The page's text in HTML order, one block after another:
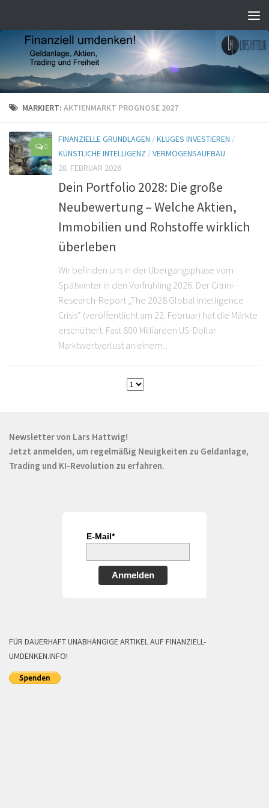
MARKIERT: AKTIENMARKT PROGNOSE 2027
0
FINANZIELLE GRUNDLAGEN /KLUGES INVESTIEREN /
KÜNSTLICHE INTELLIGENZ /VERMÖGENSAUFBAU
28. FEBRUAR 2026
Dein Portfolio 2028: Die große
Neubewertung – Welche Aktien,
Immobilien und Rohstoffe wirklich
überleben
Wir befinden uns in der Übergangsphase vom
Spätwinter in den Vorfrühling 2026. Der Citrini-
Research-Report „The 2028 Global Intelligence
Crisis“ (veröffentlicht am 22. Februar) hat die Märkte
erschüttert: Fast 800 Milliarden US-Dollar
Marktwertverlust an einem...
Newsletter von Lars Hattwig!
Jetzt anmelden, um regelmäßig Neuigkeiten zu Geldanlage,
Trading und KI-Revolution zu erfahren.
E-Mail*
Anmelden
FÜR DAUERHAFT UNABHÄNGIGE ARTIKEL AUF FINANZIELL-
UMDENKEN.INFO!